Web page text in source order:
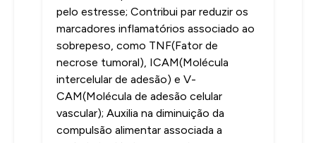
pelo estresse; Contribui par reduzir os
marcadores inflamatórios associado ao
sobrepeso, como TNF(Fator de
necrose tumoral), ICAM(Molécula
intercelular de adesão) e V-
CAM(Molécula de adesão celular
vascular); Auxilia na diminuição da
compulsão alimentar associada a